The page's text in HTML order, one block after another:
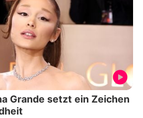
Grande setzt ein Zeichen